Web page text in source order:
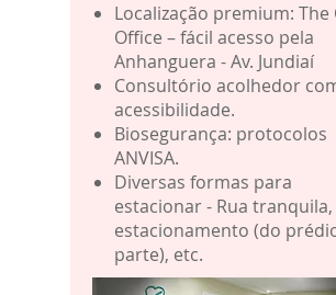
Localização premium: The
Office – fácil acesso pela
Anhanguera - Av. Jundiaí
Consultório acolhedor
acessibilidade.
Biosegurança: protocolos
ANVISA.
Diversas formas para
estacionar - Rua tranquila,
estacionamento (do
parte), etc.